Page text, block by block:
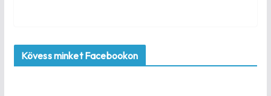
Kövess minket Facebookon